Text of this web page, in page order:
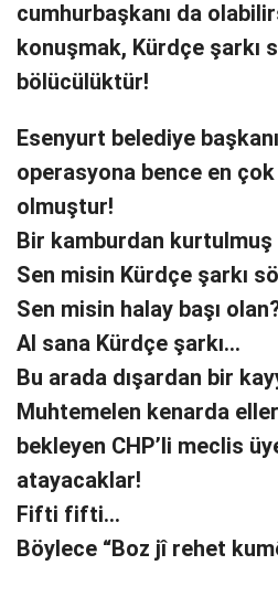
cumhurbaşkanı da
konuşmak, Kürdçe şarkı
bölücülüktür!
Esenyurt belediye
operasyona bence en
olmuştur!
Bir kamburdan
Sen misin Kürdçe şarkı
Sen misin halay başı
Al sana Kürdçe şarkı…
Bu arada dışardan bir
Muhtemelen kenarda
bekleyen CHP’li meclis
atayacaklar!
Fifti fifti…
Böylece “Boz jî rehet